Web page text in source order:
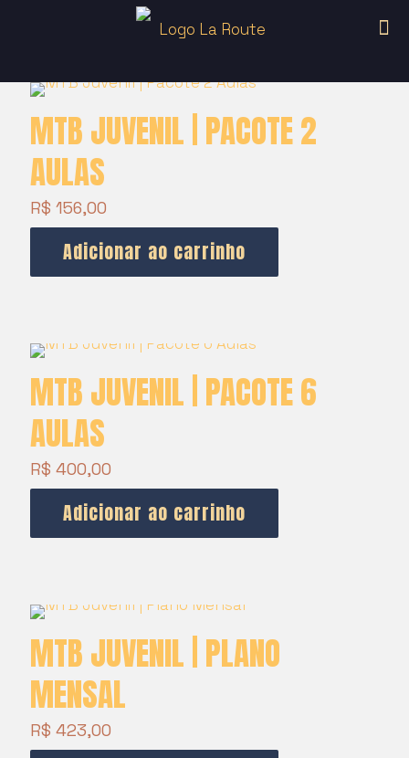
MTB JUVENIL | PACOTE 2
AULAS
R$ 156,00
Adicionar ao carrinho
MTB JUVENIL | PACOTE 6
AULAS
R$ 400,00
Adicionar ao carrinho
MTB JUVENIL | PLANO
MENSAL
R$ 423,00